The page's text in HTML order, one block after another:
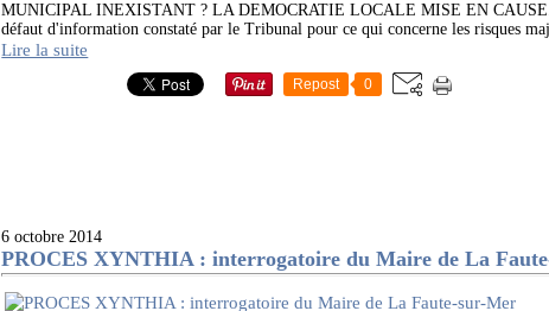
MUNICIPAL INEXISTANT ? LA DEMOCRATIE LOCALE MISE EN CAUSE.
défaut d'information constaté par le Tribunal pour ce qui concerne les risques
Lire la suite
Repost 0
6 octobre 2014
PROCES XYNTHIA : interrogatoire du Maire de La